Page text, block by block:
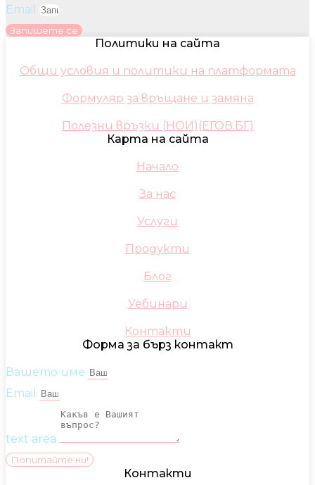
Email
Запишете се
Политики на сайта
Общи условия и политики на платформата
Формуляр за връщане и замяна
Полезни връзки (НОИ)(ЕГОВ.БГ)
Карта на сайта
Начало
За нас
Услуги
Продукти
Блог
Уебинари
Контакти
Форма за бърз контакт
Вашето име
Email
text area
Попитайте ни!
Контакти